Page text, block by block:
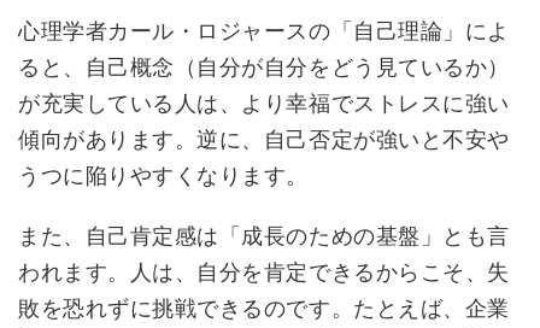
心理学者カール・ロジャースの「自己理論」によ
ると、自己概念（自分が自分をどう見ているか）
が充実している人は、より幸福でストレスに強い
傾向があります。逆に、自己否定が強いと不安や
うつに陥りやすくなります。
また、自己肯定感は「成長のための基盤」とも言
われます。人は、自分を肯定できるからこそ、失
敗を恐れずに挑戦できるのです。たとえば、企業